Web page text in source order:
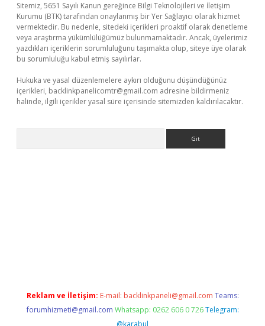
Sitemiz, 5651 Sayılı Kanun gereğince Bilgi Teknolojileri ve İletişim
Kurumu (BTK) tarafından onaylanmış bir Yer Sağlayıcı olarak hizmet
vermektedir. Bu nedenle, sitedeki içerikleri proaktif olarak denetleme
veya araştırma yükümlülüğümüz bulunmamaktadır. Ancak, üyelerimiz
yazdıkları içeriklerin sorumluluğunu taşımakta olup, siteye üye olarak
bu sorumluluğu kabul etmiş sayılırlar.
Hukuka ve yasal düzenlemelere aykırı olduğunu düşündüğünüz
içerikleri, backlinkpanelicomtr@gmail.com adresine bildirmeniz
halinde, ilgili içerikler yasal süre içerisinde sitemizden kaldırılacaktır.
Reklam ve İletişim: E-mail: backlinkpaneli@gmail.com Teams:
forumhizmeti@gmail.com Whatsapp: 0262 606 0 726 Telegram:
@karabul